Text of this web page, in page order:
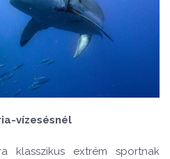
vízesésnél
klasszikus extrém sportnak